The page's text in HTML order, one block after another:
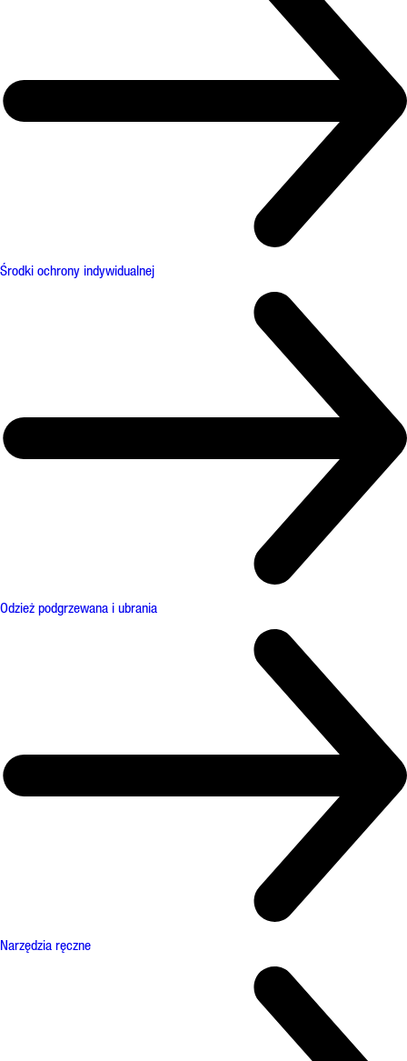
Środki ochrony indywidualnej
Odzież podgrzewana i ubrania
Narzędzia ręczne